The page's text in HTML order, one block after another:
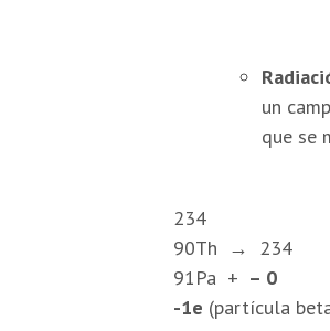
un
que se
234
90Th → 234
91Pa + – 0
-1e (partícula